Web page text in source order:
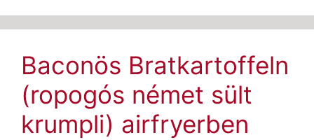
Baconös Bratkartoffeln
(ropogós német sült
krumpli) airfryerben